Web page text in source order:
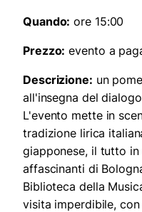
Quando: ore 15:00
Prezzo: evento a
Descrizione: un
all'insegna del
L'evento mette in
tradizione lirica
giapponese, il tutto in
affascinanti di
Biblioteca della
visita imperdibile,